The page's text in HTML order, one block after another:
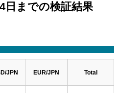
日までの検証結果
JPN EUR/JPN Total